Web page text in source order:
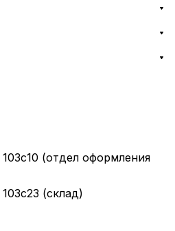
(отдел оформления
(склад)